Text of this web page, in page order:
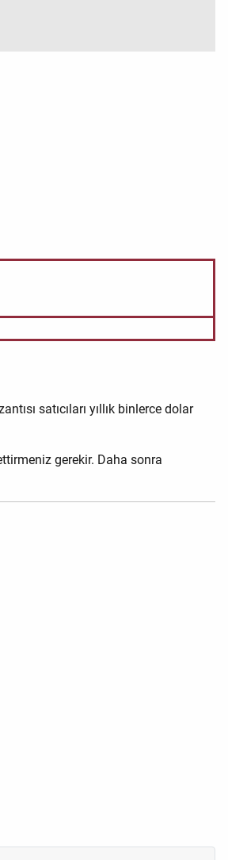
satıcıları yıllık binlerce dolar
gerekir. Daha sonra